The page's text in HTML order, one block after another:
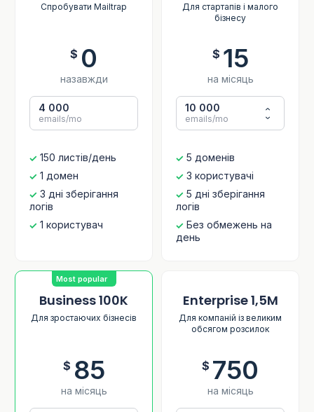
Спробувати Mailtrap
$ 0
назавжди
4 000
emails/mo
150 листів/день
1 домен
3 дні зберігання
логів
1 користувач
Для стартапів і малого
бізнесу
$ 15
на місяць
10 000
emails/mo
5 доменів
3 користувачі
5 дні зберігання
логів
Без обмежень на
день
Most popular
Business 100K
Для зростаючих бізнесів
$ 85
на місяць
Enterprise 1,5M
Для компаній із великим
обсягом розсилок
$ 750
на місяць